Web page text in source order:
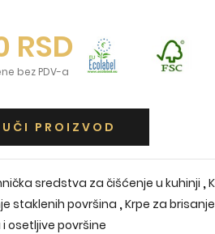
RSD
bez PDV-a
PROIZVOD
sredstva za čišćenje u kuhinji ,
staklenih površina ,Krpe za
osetljive površine